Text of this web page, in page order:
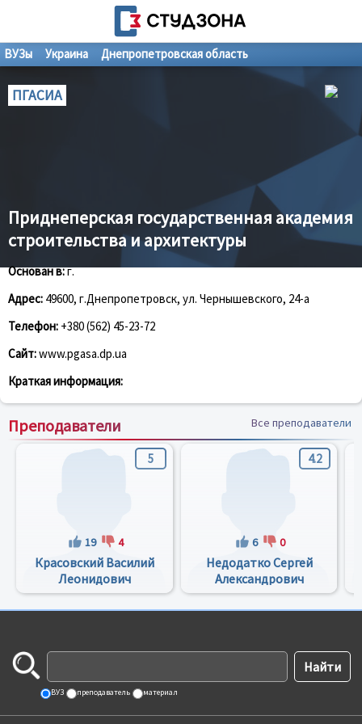
ВУЗы Украина Днепропетровская область
ПГАСИА
Приднеперская государственная академия
строительства и архитектуры
Основан в:г.
Адрес: 49600, г.Днепропетровск, ул. Чернышевского, 24-а
Телефон: +380 (562) 45-23-72
Сайт:www.pgasa.dp.ua
Краткая информация:
Преподаватели Все преподаватели
5
19 4
Красовский Василий
Леонидович
4.2
6 0
Недодатко Сергей
Александрович
ВУЗ преподаватель материал